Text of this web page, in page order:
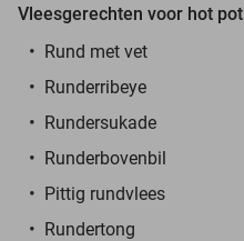
Vleesgerechten voor hot pot
Rund met vet
Runderribeye
Rundersukade
Runderbovenbil
Pittig rundvlees
Rundertong